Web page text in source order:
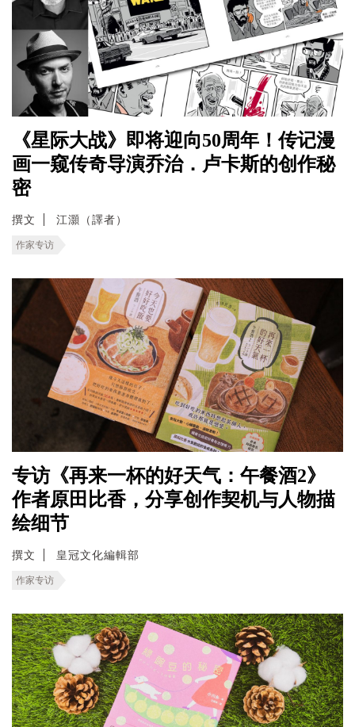
《星际大战》即将迎向50周年！传记漫
画一窥传奇导演乔治．卢卡斯的创作秘
密
撰文 江灝（譯者）
作家专访
专访《再来一杯的好天气：午餐酒2》
作者原田比香，分享创作契机与人物描
绘细节
撰文 皇冠文化編輯部
作家专访